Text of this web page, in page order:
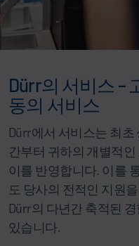
Dürr의 서비스 –
동의 서비스
Dürr에서 서비스는 최
간부터 귀하의 개별적
이를 반영합니다. 이를
도 당사의 전적인 지원
Dürr의 다년간 축적된
있습니다.